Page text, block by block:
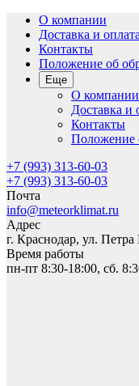
О компании
Доставка и оплата
Контакты
Положение об
Еще
О компании
Доставка и
Контакты
Положение
+7 (993) 313-60-03
+7 (993) 313-60-03
Почта
info@meteorklimat.ru
Адрес
г. Краснодар, ул.
Время работы
пн-пт 8:30-18:00, сб.